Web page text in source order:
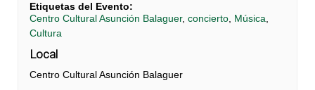
Etiquetas del Evento:
Centro Cultural Asunción Balaguer, concierto, Música,
Cultura
Local
Centro Cultural Asunción Balaguer